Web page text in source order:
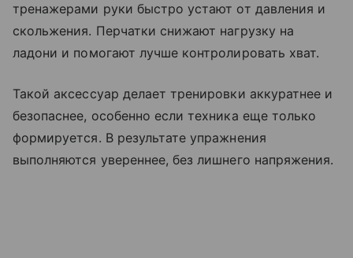
тренажерами руки быстро устают от давления и
скольжения. Перчатки снижают нагрузку на
ладони и помогают лучше контролировать хват.
Такой аксессуар делает тренировки аккуратнее и
безопаснее, особенно если техника еще только
формируется. В результате упражнения
выполняются увереннее, без лишнего напряжения.